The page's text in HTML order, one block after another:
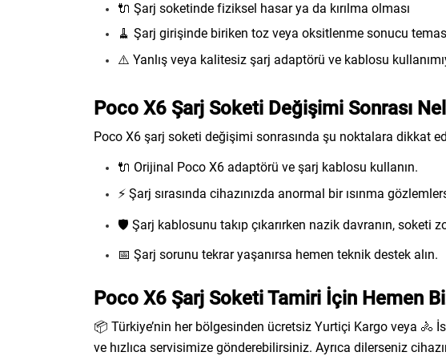
🔌 Şarj soketinde fiziksel hasar ya da kırılma olması
🧹 Şarj girişinde biriken toz veya oksitlenme sonucu
⚠️ Yanlış veya kalitesiz şarj adaptörü ve kablosu
Poco X6 Şarj Soketi Değişimi Sonrası
Poco X6 şarj soketi değişimi sonrasında şu noktalara dikkat
🔌 Orijinal Poco X6 adaptörü ve şarj kablosu kullanın.
⚡ Şarj sırasında cihazınızda anormal bir ısınma
🛡️ Şarj kablosunu takıp çıkarırken nazik davranın, soketi
📅 Şarj sorunu tekrar yaşanırsa hemen teknik destek alın.
Poco X6 Şarj Soketi Tamiri İçin Hemen
📦 Türkiye’nin her bölgesinden ücretsiz Yurtiçi Kargo veya 🚴
ve hızlıca servisimize gönderebilirsiniz. Ayrıca dilerseniz